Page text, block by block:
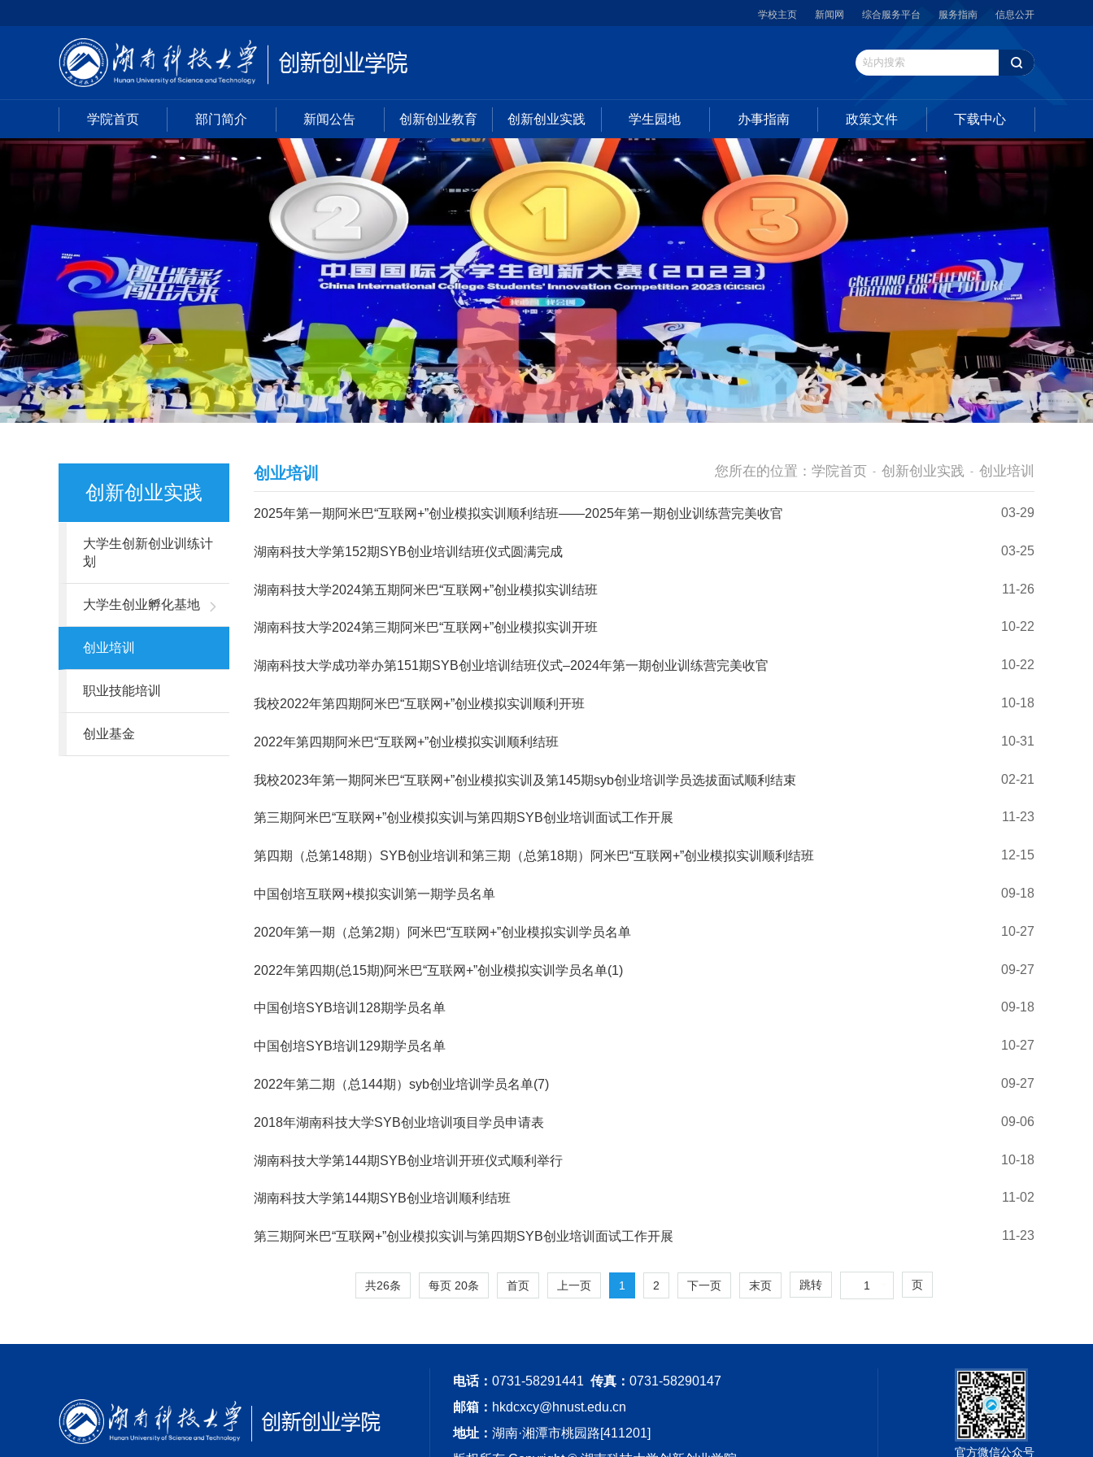
学校主页 新闻网 综合服务平台 服务指南 信息公开
学院首页 部门简介 新闻公告 创新创业教育 创新创业实践 学生园地 办事指南 政策文件 下载中心
创新创业实践
大学生创新创业训练计
划
大学生创业孵化基地
创业培训
职业技能培训
创业基金
您所在的位置： 学院首页 - 创新创业实践 - 创业培训
创业培训
2025年第一期阿米巴“互联网+”创业模拟实训顺利结班——2025年第一期创业训练营完美收官 03-29
湖南科技大学第152期SYB创业培训结班仪式圆满完成 03-25
湖南科技大学2024第五期阿米巴“互联网+”创业模拟实训结班 11-26
湖南科技大学2024第三期阿米巴“互联网+”创业模拟实训开班 10-22
湖南科技大学成功举办第151期SYB创业培训结班仪式–2024年第一期创业训练营完美收官 10-22
我校2022年第四期阿米巴“互联网+”创业模拟实训顺利开班 10-18
2022年第四期阿米巴“互联网+”创业模拟实训顺利结班 10-31
我校2023年第一期阿米巴“互联网+”创业模拟实训及第145期syb创业培训学员选拔面试顺利结束 02-21
第三期阿米巴“互联网+”创业模拟实训与第四期SYB创业培训面试工作开展 11-23
第四期（总第148期）SYB创业培训和第三期（总第18期）阿米巴“互联网+”创业模拟实训顺利结班 12-15
中国创培互联网+模拟实训第一期学员名单 09-18
2020年第一期（总第2期）阿米巴“互联网+”创业模拟实训学员名单 10-27
2022年第四期(总15期)阿米巴“互联网+”创业模拟实训学员名单(1) 09-27
中国创培SYB培训128期学员名单 09-18
中国创培SYB培训129期学员名单 10-27
2022年第二期（总144期）syb创业培训学员名单(7) 09-27
2018年湖南科技大学SYB创业培训项目学员申请表 09-06
湖南科技大学第144期SYB创业培训开班仪式顺利举行 10-18
湖南科技大学第144期SYB创业培训顺利结班 11-02
第三期阿米巴“互联网+”创业模拟实训与第四期SYB创业培训面试工作开展 11-23
共26条 每页 20条 首页 上一页 1 2 下一页 末页 跳转 1 页
电话： 0731-58291441 传真： 0731-58290147
邮箱： hkdcxcy@hnust.edu.cn
地址： 湖南·湘潭市桃园路[411201]
官方微信公众号